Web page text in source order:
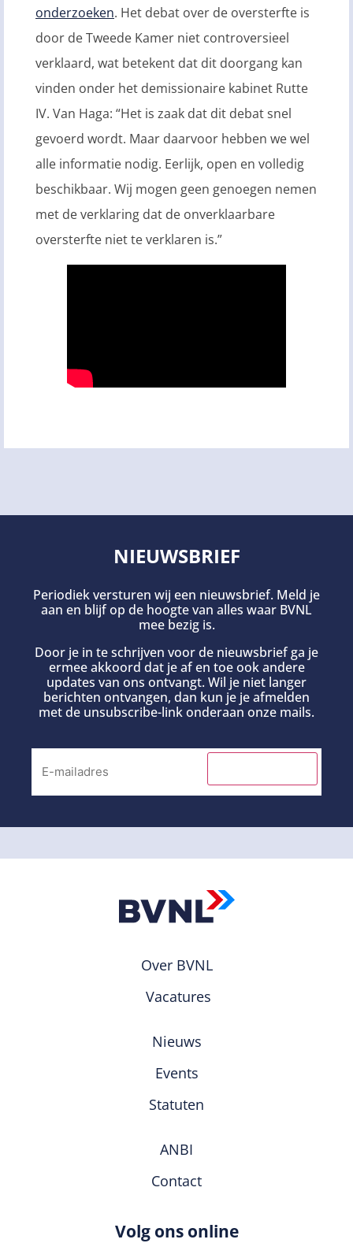
onderzoeken. Het debat over de oversterfte is
door de Tweede Kamer niet controversieel
verklaard, wat betekent dat dit doorgang kan
vinden onder het demissionaire kabinet Rutte
IV. Van Haga: “Het is zaak dat dit debat snel
gevoerd wordt. Maar daarvoor hebben we wel
alle informatie nodig. Eerlijk, open en volledig
beschikbaar. Wij mogen geen genoegen nemen
met de verklaring dat de onverklaarbare
oversterfte niet te verklaren is.”
NIEUWSBRIEF
Periodiek versturen wij een nieuwsbrief. Meld je
aan en blijf op de hoogte van alles waar BVNL
mee bezig is.
Door je in te schrijven voor de nieuwsbrief ga je
ermee akkoord dat je af en toe ook andere
updates van ons ontvangt. Wil je niet langer
berichten ontvangen, dan kun je je afmelden
met de unsubscribe-link onderaan onze mails.
Over BVNL
Vacatures
Nieuws
Events
Statuten
ANBI
Contact
Volg ons online